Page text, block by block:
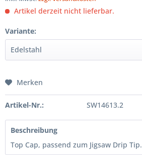
Artikel derzeit nicht lieferbar.
Variante:
Merken
Artikel-Nr.: SW14613.2
Beschreibung
Top Cap, passend zum Jigsaw Drip Tip.